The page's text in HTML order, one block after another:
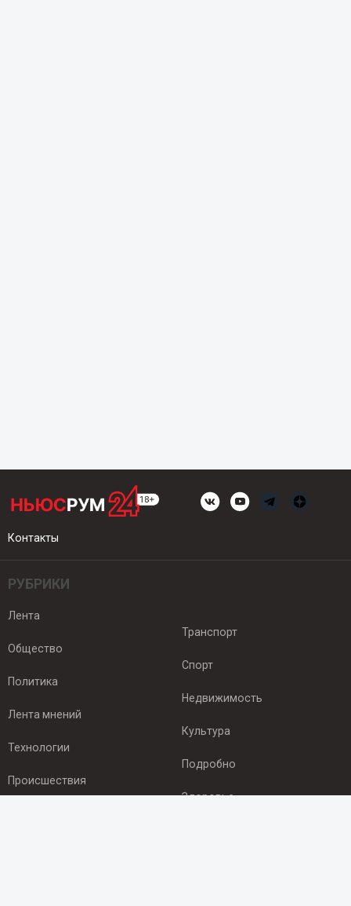
Контакты
РУБРИКИ
Лента
Общество
Политика
Лента мнений
Технологии
Происшествия
Транспорт
Спорт
Недвижимость
Культура
Подробно
Здоровье